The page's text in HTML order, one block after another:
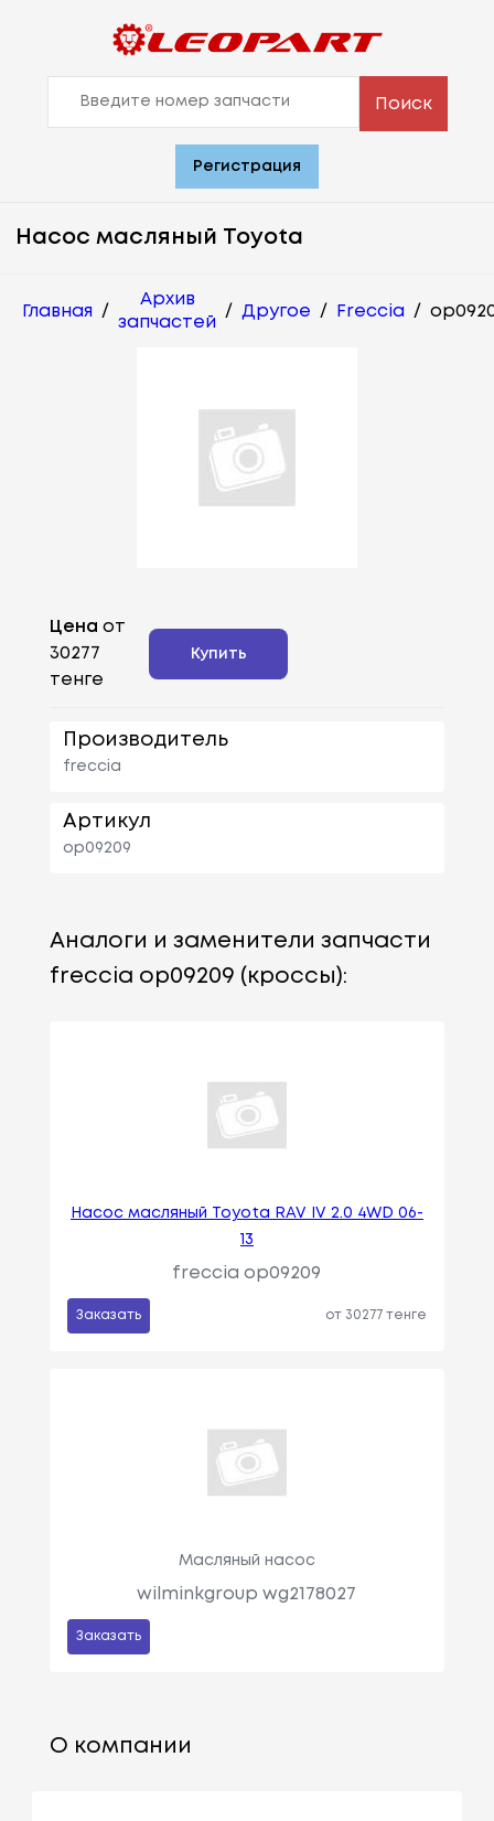
Поиск
Регистрация
Насос масляный Toyota
Главная /
Архив
запчастей
/ Другое / Freccia /
Цена от
30277
тенге
Купить
Производитель
freccia
Артикул
op09209
Аналоги и заменители запчасти
freccia op09209 (кроссы):
Насос масляный Toyota RAV IV 2.0 4WD 06-
13
freccia op09209
Заказать от 30277 тенге
Масляный насос
wilminkgroup wg2178027
Заказать
О компании